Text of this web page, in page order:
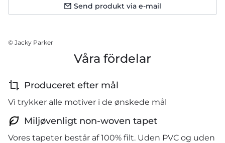
Send produkt via e-mail
© Jacky Parker
Våra fördelar
Produceret efter mål
Vi trykker alle motiver i de ønskede mål
Miljøvenligt non-woven tapet
Vores tapeter består af 100% filt. Uden PVC og uden